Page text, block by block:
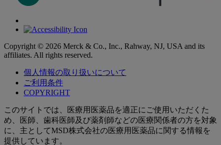
Copyright © 2026 Merck & Co., Inc., Rahway, NJ, USA and its
affiliates. All rights reserved.
個人情報の取り扱いについて
ご利用条件
COPYRIGHT
このサイトでは、医療用医薬品を適正にご使用いただくた
め、医師、歯科医師及び薬剤師などの医療関係者の方を対象
に、主としてMSD株式会社の医療用医薬品に関する情報を
提供しています。